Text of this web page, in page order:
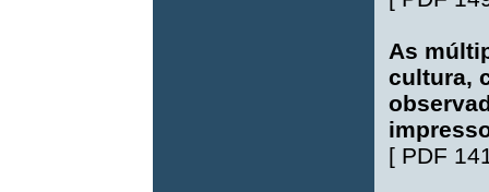
As
cultura,
[ PDF